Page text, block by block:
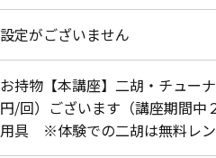
設定がございません
お持物【本講座】二胡・チュ
円/回）ございます（講座期間中
用具 ※体験での二胡は無料レン